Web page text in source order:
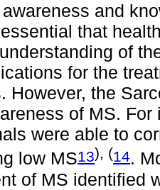
and
that
of
for the
However, the
of MS.
were able to
low MS13), (14.
of MS identified